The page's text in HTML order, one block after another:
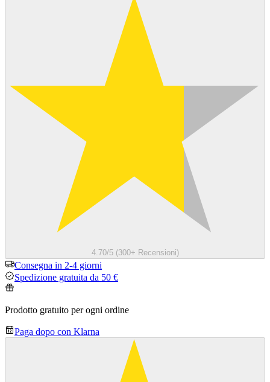
4.70/5 (300+ Recensioni)
Consegna in 2-4 giorni
Spedizione gratuita da 50 €
Prodotto gratuito per ogni ordine
Paga dopo con Klarna